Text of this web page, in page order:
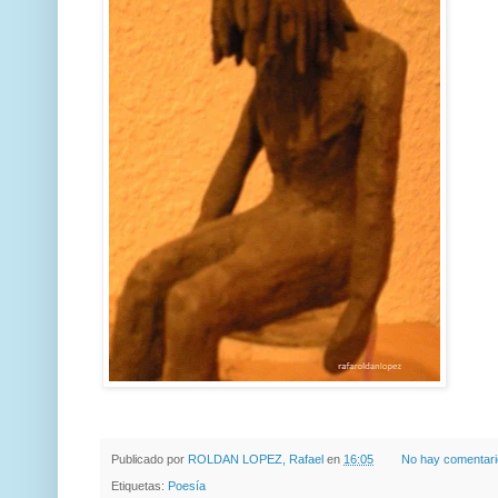
Publicado por ROLDAN LOPEZ, Rafael en 16:05 No hay
Etiquetas: Poesía